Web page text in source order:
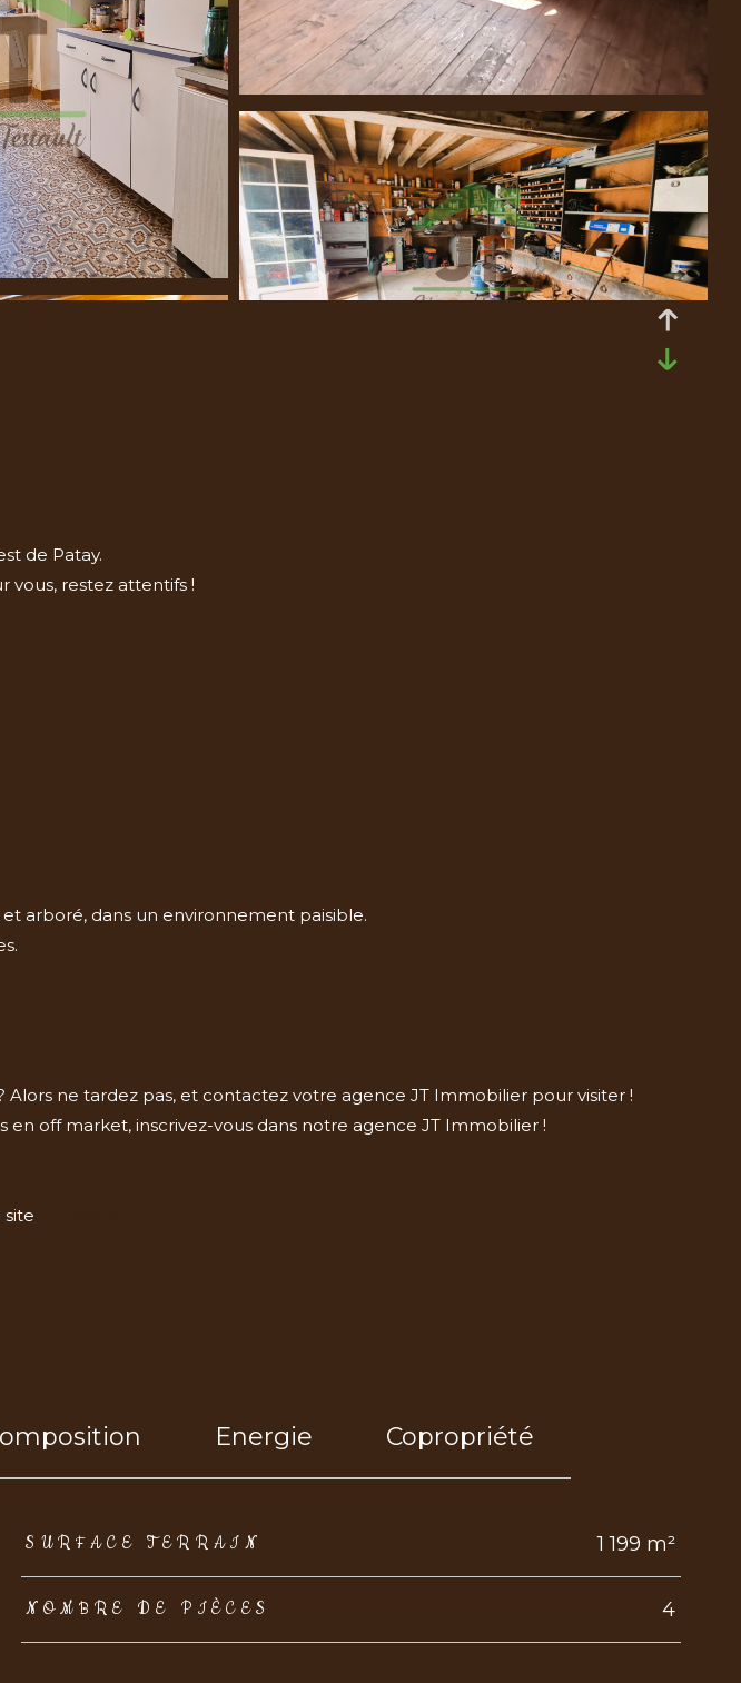
de Patay.
vous, restez attentifs !
arboré, dans un environnement paisible.
ne tardez pas, et contactez votre agence JT Immobilier pour visiter !
off market, inscrivez-vous dans notre agence JT Immobilier !
site
Energie Copropriété
SURFACE TERRAIN 1 199 m²
NOMBRE DE PIÈCES 4